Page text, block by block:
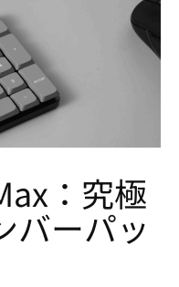
：究極
バーパッ